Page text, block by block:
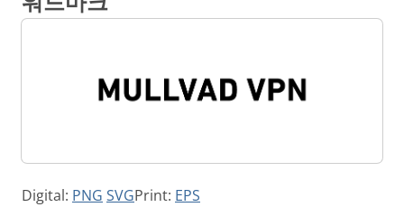
Digital: PNG SVGPrint: EPS